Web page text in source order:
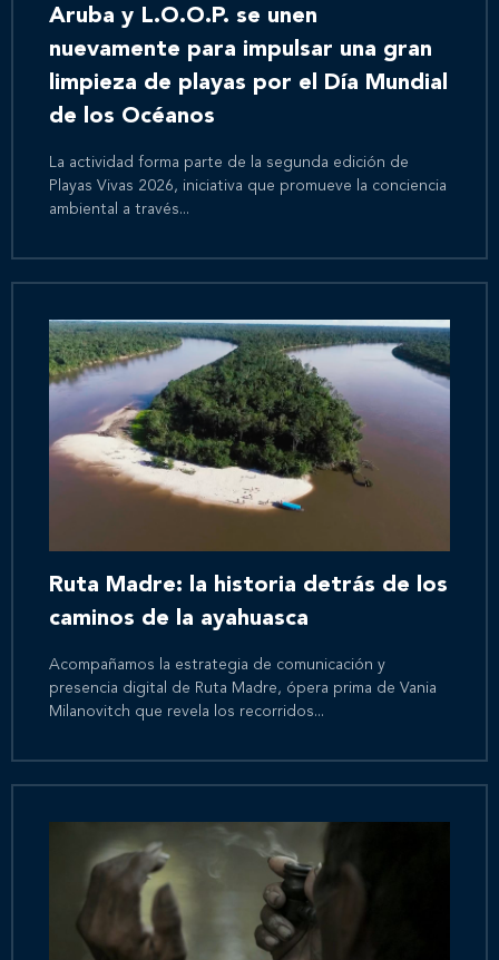
Aruba y L.O.O.P. se unen
nuevamente para impulsar una gran
limpieza de playas por el Día Mundial
de los Océanos
La actividad forma parte de la segunda edición de
Playas Vivas 2026, iniciativa que promueve la conciencia
ambiental a través...
Ruta Madre: la historia detrás de los
caminos de la ayahuasca
Acompañamos la estrategia de comunicación y
presencia digital de Ruta Madre, ópera prima de Vania
Milanovitch que revela los recorridos...